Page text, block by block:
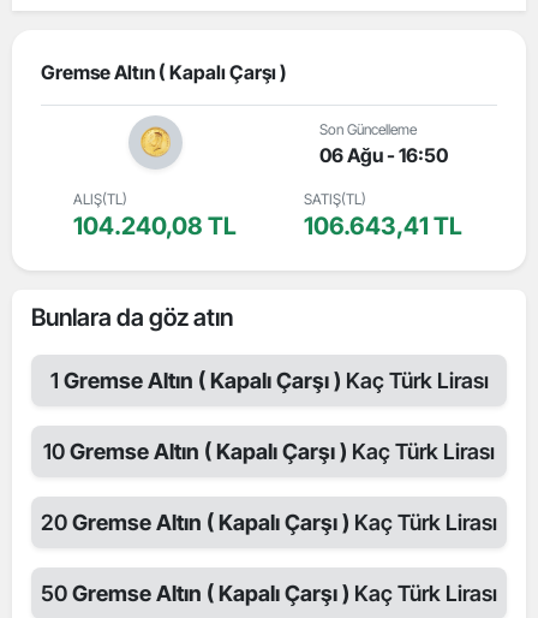
Gremse Altın ( Kapalı Çarşı )
Son Güncelleme
06 Ağu - 16:50
ALIŞ(TL)
104.240,08 TL
SATIŞ(TL)
106.643,41 TL
Bunlara da göz atın
1 Gremse Altın ( Kapalı Çarşı ) Kaç Türk Lirası
10Gremse Altın ( Kapalı Çarşı ) Kaç Türk Lirası
20Gremse Altın ( Kapalı Çarşı ) Kaç Türk Lirası
50Gremse Altın ( Kapalı Çarşı ) Kaç Türk Lirası